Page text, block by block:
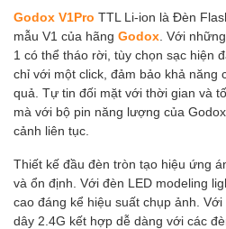
Godox V1Pro TTL Li-ion là Đèn
mẫu V1 của hãng Godox . Với
1 có thể tháo rời, tùy chọn sạc hiện
chỉ với một click, đảm bảo khả năng
quả. Tự tin đối mặt với thời gian và
mà với bộ pin năng lượng của
cảnh liên tục.
Thiết kế đầu đèn tròn tạo hiệu ứng
và ổn định. Với đèn LED modeling
cao đáng kể hiệu suất chụp ảnh.
dây 2.4G kết hợp dễ dàng với các